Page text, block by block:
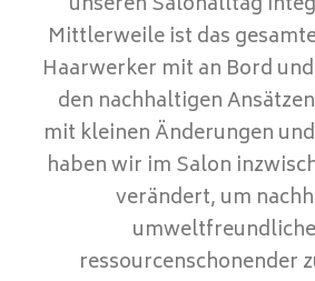
Mittlerweile ist das
Haarwerker mit an Bord
den nachhaltigen
mit kleinen Änderungen
haben wir im Salon
verändert, um
ressourcenschonender